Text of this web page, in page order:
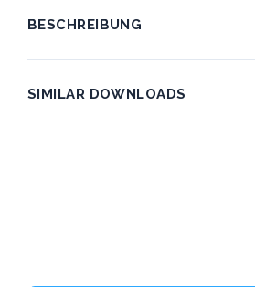
BESCHREIBUNG
SIMILAR DOWNLOADS